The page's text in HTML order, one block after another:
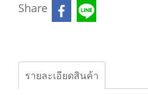
Share
รายละเอียดสินค้า